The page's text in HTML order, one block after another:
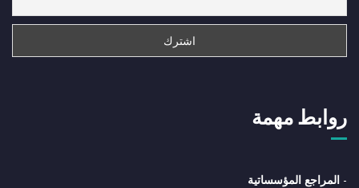
روابط مهمة
- المراجع المؤسساتية